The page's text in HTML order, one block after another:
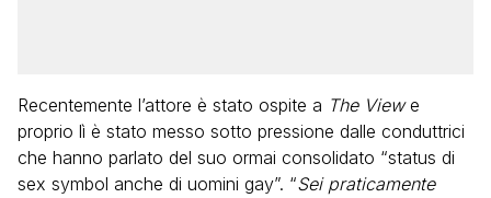
Recentemente l’attore è stato ospite a The Viewe
proprio lì è stato messo sotto pressione dalle conduttrici
che hanno parlato del suo ormai consolidato “status di
sex symbol anche di uomini gay”. “Sei praticamente